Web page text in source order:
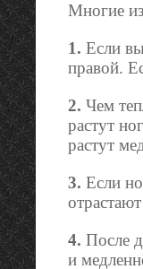
Многие
1. Если
правой.
2. Чем
растут
растут
3. Если
4. После
и